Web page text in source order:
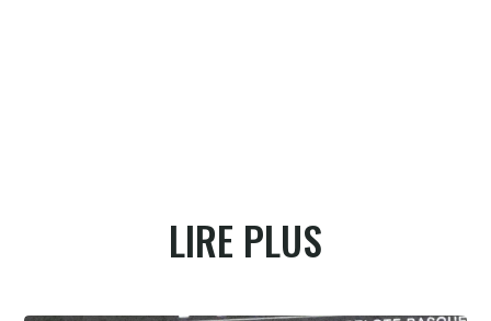
LIRE PLUS